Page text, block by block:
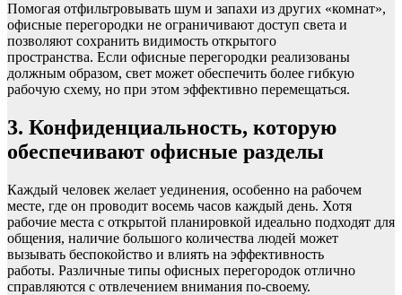
Помогая отфильтровывать шум и запахи из других «комнат»,
офисные перегородки не ограничивают доступ света и
позволяют сохранить видимость открытого
пространства. Если офисные перегородки реализованы
должным образом, свет может обеспечить более гибкую
рабочую схему, но при этом эффективно перемещаться.
3. Конфиденциальность, которую
обеспечивают офисные разделы
Каждый человек желает уединения, особенно на рабочем
месте, где он проводит восемь часов каждый день. Хотя
рабочие места с открытой планировкой идеально подходят для
общения, наличие большого количества людей может
вызывать беспокойство и влиять на эффективность
работы. Различные типы офисных перегородок отлично
справляются с отвлечением внимания по-своему.